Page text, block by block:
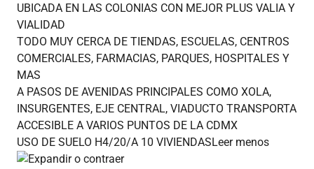
UBICADA EN LAS COLONIAS CON MEJOR PLUS VALIA Y
VIALIDAD
TODO MUY CERCA DE TIENDAS, ESCUELAS, CENTROS
COMERCIALES, FARMACIAS, PARQUES, HOSPITALES Y
MAS
A PASOS DE AVENIDAS PRINCIPALES COMO XOLA,
INSURGENTES, EJE CENTRAL, VIADUCTO TRANSPORTA
ACCESIBLE A VARIOS PUNTOS DE LA CDMX
USO DE SUELO H4/20/A 10 VIVIENDASLeer menos